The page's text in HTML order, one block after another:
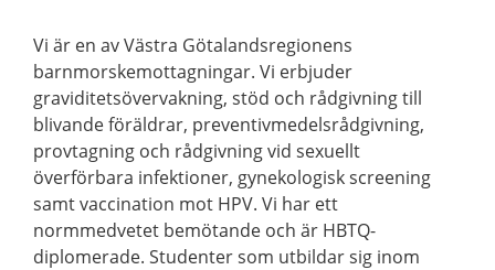
Vi är en av Västra Götalandsregionens
barnmorskemottagningar. Vi erbjuder
graviditetsövervakning, stöd och rådgivning till
blivande föräldrar, preventivmedelsrådgivning,
provtagning och rådgivning vid sexuellt
överförbara infektioner, gynekologisk screening
samt vaccination mot HPV. Vi har ett
normmedvetet bemötande och är HBTQ-
diplomerade. Studenter som utbildar sig inom